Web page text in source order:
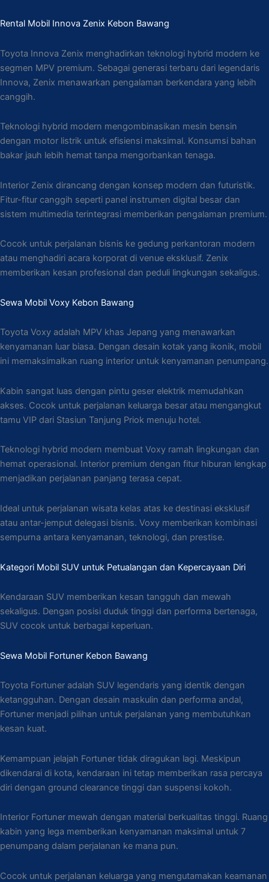
Rental Mobil Innova Zenix Kebon Bawang
Toyota Innova Zenix menghadirkan teknologi hybrid modern ke
segmen MPV premium. Sebagai generasi terbaru dari legendaris
Innova, Zenix menawarkan pengalaman berkendara yang lebih
canggih.
Teknologi hybrid modern mengombinasikan mesin bensin
dengan motor listrik untuk efisiensi maksimal. Konsumsi bahan
bakar jauh lebih hemat tanpa mengorbankan tenaga.
Interior Zenix dirancang dengan konsep modern dan futuristik.
Fitur-fitur canggih seperti panel instrumen digital besar dan
sistem multimedia terintegrasi memberikan pengalaman premium.
Cocok untuk perjalanan bisnis ke gedung perkantoran modern
atau menghadiri acara korporat di venue eksklusif. Zenix
memberikan kesan profesional dan peduli lingkungan sekaligus.
Sewa Mobil Voxy Kebon Bawang
Toyota Voxy adalah MPV khas Jepang yang menawarkan
kenyamanan luar biasa. Dengan desain kotak yang ikonik, mobil
ini memaksimalkan ruang interior untuk kenyamanan penumpang.
Kabin sangat luas dengan pintu geser elektrik memudahkan
akses. Cocok untuk perjalanan keluarga besar atau mengangkut
tamu VIP dari Stasiun Tanjung Priok menuju hotel.
Teknologi hybrid modern membuat Voxy ramah lingkungan dan
hemat operasional. Interior premium dengan fitur hiburan lengkap
menjadikan perjalanan panjang terasa cepat.
Ideal untuk perjalanan wisata kelas atas ke destinasi eksklusif
atau antar-jemput delegasi bisnis. Voxy memberikan kombinasi
sempurna antara kenyamanan, teknologi, dan prestise.
Kategori Mobil SUV untuk Petualangan dan Kepercayaan Diri
Kendaraan SUV memberikan kesan tangguh dan mewah
sekaligus. Dengan posisi duduk tinggi dan performa bertenaga,
SUV cocok untuk berbagai keperluan.
Sewa Mobil Fortuner Kebon Bawang
Toyota Fortuner adalah SUV legendaris yang identik dengan
ketangguhan. Dengan desain maskulin dan performa andal,
Fortuner menjadi pilihan untuk perjalanan yang membutuhkan
kesan kuat.
Kemampuan jelajah Fortuner tidak diragukan lagi. Meskipun
dikendarai di kota, kendaraan ini tetap memberikan rasa percaya
diri dengan ground clearance tinggi dan suspensi kokoh.
Interior Fortuner mewah dengan material berkualitas tinggi. Ruang
kabin yang lega memberikan kenyamanan maksimal untuk 7
penumpang dalam perjalanan ke mana pun.
Cocok untuk perjalanan keluarga yang mengutamakan keamanan